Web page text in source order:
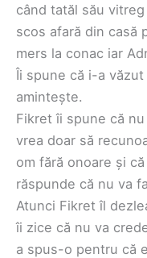
când tatăl său
scos afară din casă
mers la conac iar
Îi spune că i-a
amintește.
Fikret îi spune că
vrea doar să
om fără onoare și
răspunde că nu va
Atunci Fikret îl
îi zice că nu va
a spus-o pentru că